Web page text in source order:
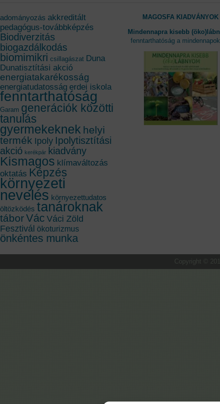
adományozás akkreditált
pedagógus-továbbképzés
Biodiverzitás
biogazdálkodás
biomimikri csillagászat Duna
Dunatisztítási akció
energiatakarékosság
energiatudatosság erdei iskola
fenntarthatóság
Garam generációk közötti
tanulás
gyermekeknek helyi
termék Ipoly Ipolytisztítási
akció kerékpár kiadvány
Kismagos klímaváltozás
oktatás Képzés
környezeti
nevelés környezettudatos
öltözködés tanároknak
táborVác Váci Zöld
Fesztivál ökoturizmus
önkéntes munka
MAGOSFA KIADVÁNYOK
Mindennapra kisebb
fenntarthatóság a
Copyright ©